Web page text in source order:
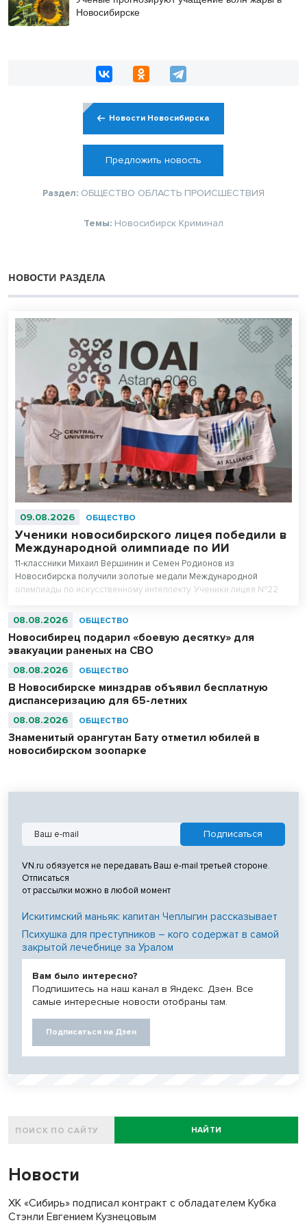
Новосибирске
Новости Новосибирска
Предложить новость
Раздел: ОБЩЕСТВО ОБЛАСТЬ ПРОИСШЕСТВИЯ
Темы: Новосибирск Криминал
НОВОСТИ РАЗДЕЛА
09.08.2026 ОБЩЕСТВО
Ученики новосибирского лицея победили в
Международной олимпиаде по ИИ
11-классники Михаил Вершинин и Семен Родионов из
Новосибирска получили золотые медали Международной
олимпиады по искусственному интеллекту. Ученики лицея №22
абсолютными чемпионами соревнований.
08.08.2026 ОБЩЕСТВО
Новосибирец подарил «боевую десятку» для
эвакуации раненых на СВО
08.08.2026 ОБЩЕСТВО
В Новосибирске минздрав объявил бесплатную
диспансеризацию для 65-летних
08.08.2026 ОБЩЕСТВО
Знаменитый орангутан Бату отметил юбилей в
новосибирском зоопарке
VN.ru обязуется не передавать Ваш e-mail третьей стороне.
Отписаться
от рассылки можно в любой момент
Искитимский маньяк: капитан Чеплыгин рассказывает
Психушка для преступников – кого содержат в самой
закрытой лечебнице за Уралом
Вам было интересно?
Подпишитесь на наш канал в Яндекс. Дзен. Все
самые интересные новости отобраны там.
Подписаться на Дзен
НАЙТИ
Новости
ХК «Сибирь» подписал контракт с обладателем Кубка
Стэнли Евгением Кузнецовым